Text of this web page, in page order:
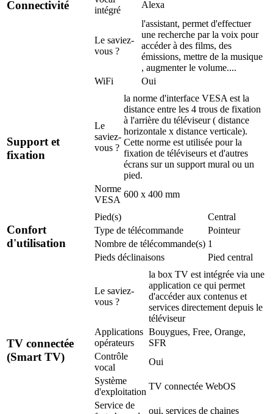
Connectivité
intégré
Alexa
Le saviez-
vous ?
l'assistant, permet d'effectuer
une recherche par la voix pour
accéder à des films, des
émissions, mettre de la musique
, augmenter le volume....
WiFi
Oui
Support et
fixation
Le
saviez-
vous ?
la norme d'interface VESA est la
distance entre les 4 trous de fixation
à l'arrière du téléviseur ( distance
horizontale x distance verticale).
Cette norme est utilisée pour la
fixation de téléviseurs et d'autres
écrans sur un support mural ou un
pied.
Norme
VESA
600 x 400 mm
Confort
d'utilisation
Pied(s)
Central
Type de télécommande
Pointeur
Nombre de télécommande(s) 1
Pieds déclinaisons
Pied central
TV connectée
(Smart TV)
Le saviez-
vous ?
la box TV est intégrée via une
application ce qui permet
d'accéder aux contenus et
services directement depuis le
téléviseur
Applications
opérateurs
Bouygues, Free, Orange,
SFR
Contrôle
vocal
Oui
Système
d'exploitation
TV connectée WebOS
Service de
oui, services de chaines